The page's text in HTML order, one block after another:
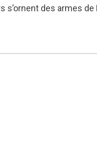
des armes de